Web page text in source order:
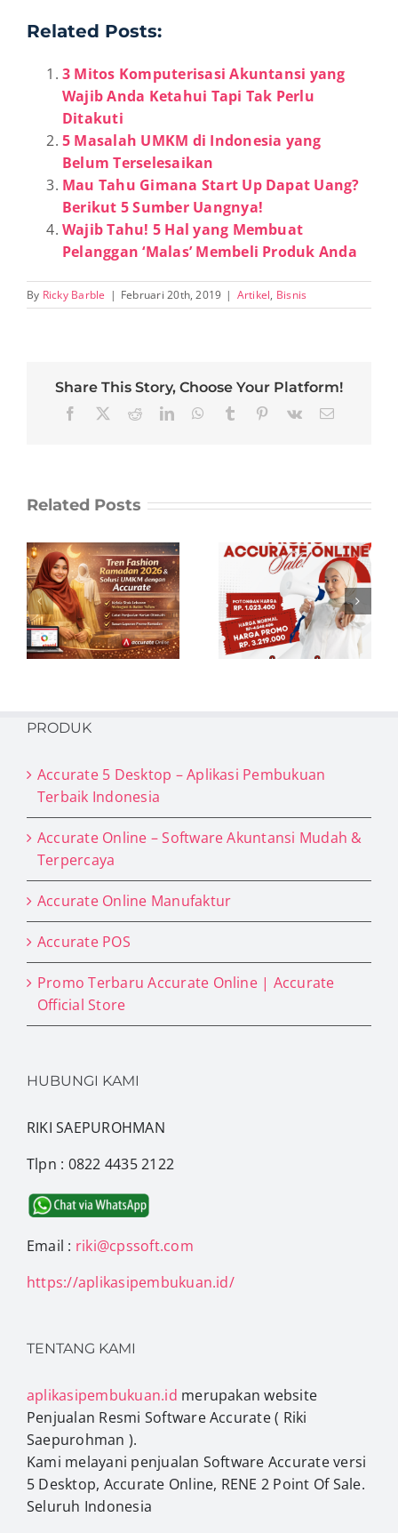
Related Posts:
3 Mitos Komputerisasi Akuntansi yang
Wajib Anda Ketahui Tapi Tak Perlu
Ditakuti
5 Masalah UMKM di Indonesia yang
Belum Terselesaikan
Mau Tahu Gimana Start Up Dapat Uang?
Berikut 5 Sumber Uangnya!
Wajib Tahu! 5 Hal yang Membuat
Pelanggan ‘Malas’ Membeli Produk Anda
By Ricky Barble | Februari 20th, 2019 | Artikel, Bisnis
Share This Story, Choose Your Platform!
Facebook RedditLinkedInWhatsApp
Tumblr Pinterest
Vk Email
Related Posts
Beli Promo
Accurate Online
Resmi &
Terpercaya di
aplikasipembukuan.id
PRODUK
Accurate 5 Desktop – Aplikasi Pembukuan
Terbaik Indonesia
Accurate Online – Software Akuntansi Mudah &
Terpercaya
Accurate Online Manufaktur
Accurate POS
Promo Terbaru Accurate Online | Accurate
Official Store
HUBUNGI KAMI
RIKI SAEPUROHMAN
Tlpn : 0822 4435 2122
Email : riki@cpssoft.com
https://aplikasipembukuan.id/
TENTANG KAMI
aplikasipembukuan.id merupakan website
Penjualan Resmi Software Accurate ( Riki
Saepurohman ).
Kami melayani penjualan Software Accurate versi
5 Desktop, Accurate Online, RENE 2 Point Of Sale.
Seluruh Indonesia